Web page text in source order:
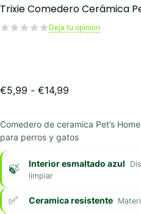
Trixie Comedero Cerámica
Deja tu opinion
€5,99 - €14,99
desde
€5,99
€14,99
Comedero de ceramica Pet’s
para perros y gatos
Interior esmaltado azul
limpiar
Ceramica resistente